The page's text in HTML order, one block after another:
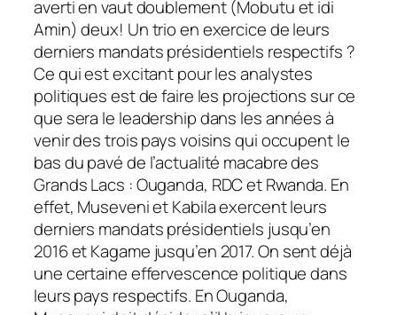
averti en vaut doublement (Mobutu et idi
Amin) deux! Un trio en exercice de leurs
derniers mandats présidentiels respectifs ?
Ce qui est excitant pour les analystes
politiques est de faire les projections sur ce
que sera le leadership dans les années à
venir des trois pays voisins qui occupent le
bas du pavé de l’actualité macabre des
Grands Lacs : Ouganda, RDC et Rwanda. En
effet, Museveni et Kabila exercent leurs
derniers mandats présidentiels jusqu’en
2016 et Kagame jusqu’en 2017. On sent déjà
une certaine effervescence politique dans
leurs pays respectifs. En Ouganda,